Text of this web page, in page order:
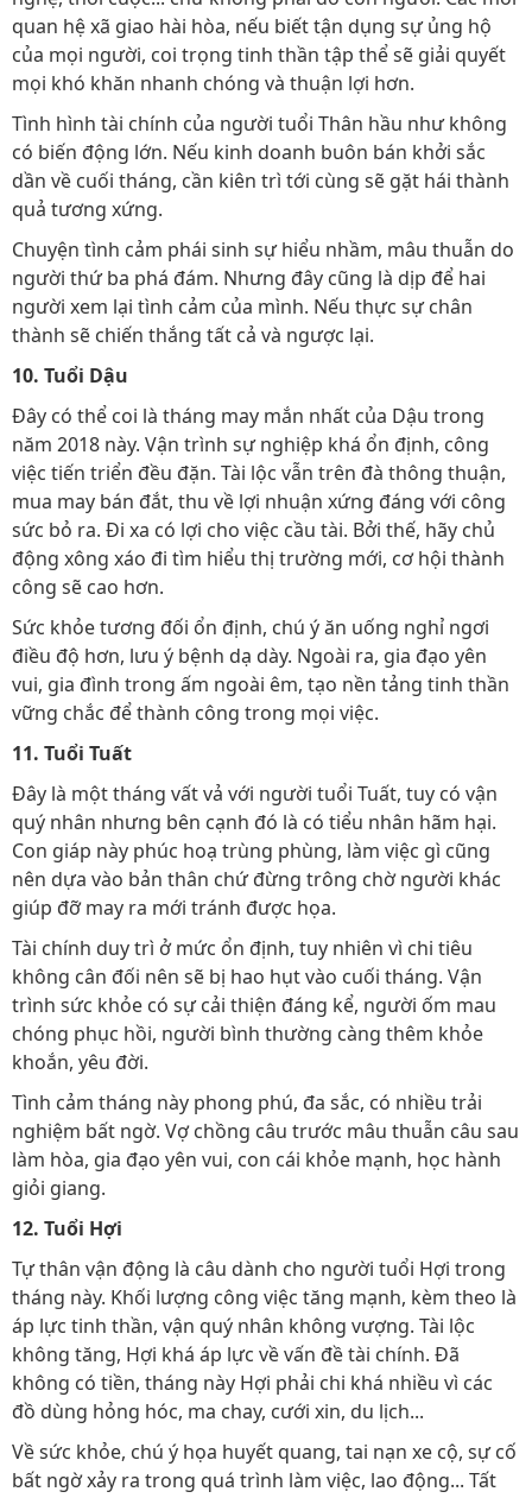
quan hệ xã giao hài hòa, nếu biết tận dụng sự ủng hộ
của mọi người, coi trọng tinh thần tập thể sẽ giải quyết
mọi khó khăn nhanh chóng và thuận lợi hơn.
Tình hình tài chính của người tuổi Thân hầu như không
có biến động lớn. Nếu kinh doanh buôn bán khởi sắc
dần về cuối tháng, cần kiên trì tới cùng sẽ gặt hái thành
quả tương xứng.
Chuyện tình cảm phái sinh sự hiểu nhầm, mâu thuẫn do
người thứ ba phá đám. Nhưng đây cũng là dịp để hai
người xem lại tình cảm của mình. Nếu thực sự chân
thành sẽ chiến thắng tất cả và ngược lại.
10. Tuổi Dậu
Đây có thể coi là tháng may mắn nhất của Dậu trong
năm 2018 này. Vận trình sự nghiệp khá ổn định, công
việc tiến triển đều đặn. Tài lộc vẫn trên đà thông thuận,
mua may bán đắt, thu về lợi nhuận xứng đáng với công
sức bỏ ra. Đi xa có lợi cho việc cầu tài. Bởi thế, hãy chủ
động xông xáo đi tìm hiểu thị trường mới, cơ hội thành
công sẽ cao hơn.
Sức khỏe tương đối ổn định, chú ý ăn uống nghỉ ngơi
điều độ hơn, lưu ý bệnh dạ dày. Ngoài ra, gia đạo yên
vui, gia đình trong ấm ngoài êm, tạo nền tảng tinh thần
vững chắc để thành công trong mọi việc.
11. Tuổi Tuất
Đây là một tháng vất vả với người tuổi Tuất, tuy có vận
quý nhân nhưng bên cạnh đó là có tiểu nhân hãm hại.
Con giáp này phúc hoạ trùng phùng, làm việc gì cũng
nên dựa vào bản thân chứ đừng trông chờ người khác
giúp đỡ may ra mới tránh được họa.
Tài chính duy trì ở mức ổn định, tuy nhiên vì chi tiêu
không cân đối nên sẽ bị hao hụt vào cuối tháng. Vận
trình sức khỏe có sự cải thiện đáng kể, người ốm mau
chóng phục hồi, người bình thường càng thêm khỏe
khoắn, yêu đời.
Tình cảm tháng này phong phú, đa sắc, có nhiều trải
nghiệm bất ngờ. Vợ chồng câu trước mâu thuẫn câu sau
làm hòa, gia đạo yên vui, con cái khỏe mạnh, học hành
giỏi giang.
12. Tuổi Hợi
Tự thân vận động là câu dành cho người tuổi Hợi trong
tháng này. Khối lượng công việc tăng mạnh, kèm theo là
áp lực tinh thần, vận quý nhân không vượng. Tài lộc
không tăng, Hợi khá áp lực về vấn đề tài chính. Đã
không có tiền, tháng này Hợi phải chi khá nhiều vì các
đồ dùng hỏng hóc, ma chay, cưới xin, du lịch...
Về sức khỏe, chú ý họa huyết quang, tai nạn xe cộ, sự cố
bất ngờ xảy ra trong quá trình làm việc, lao động... Tất